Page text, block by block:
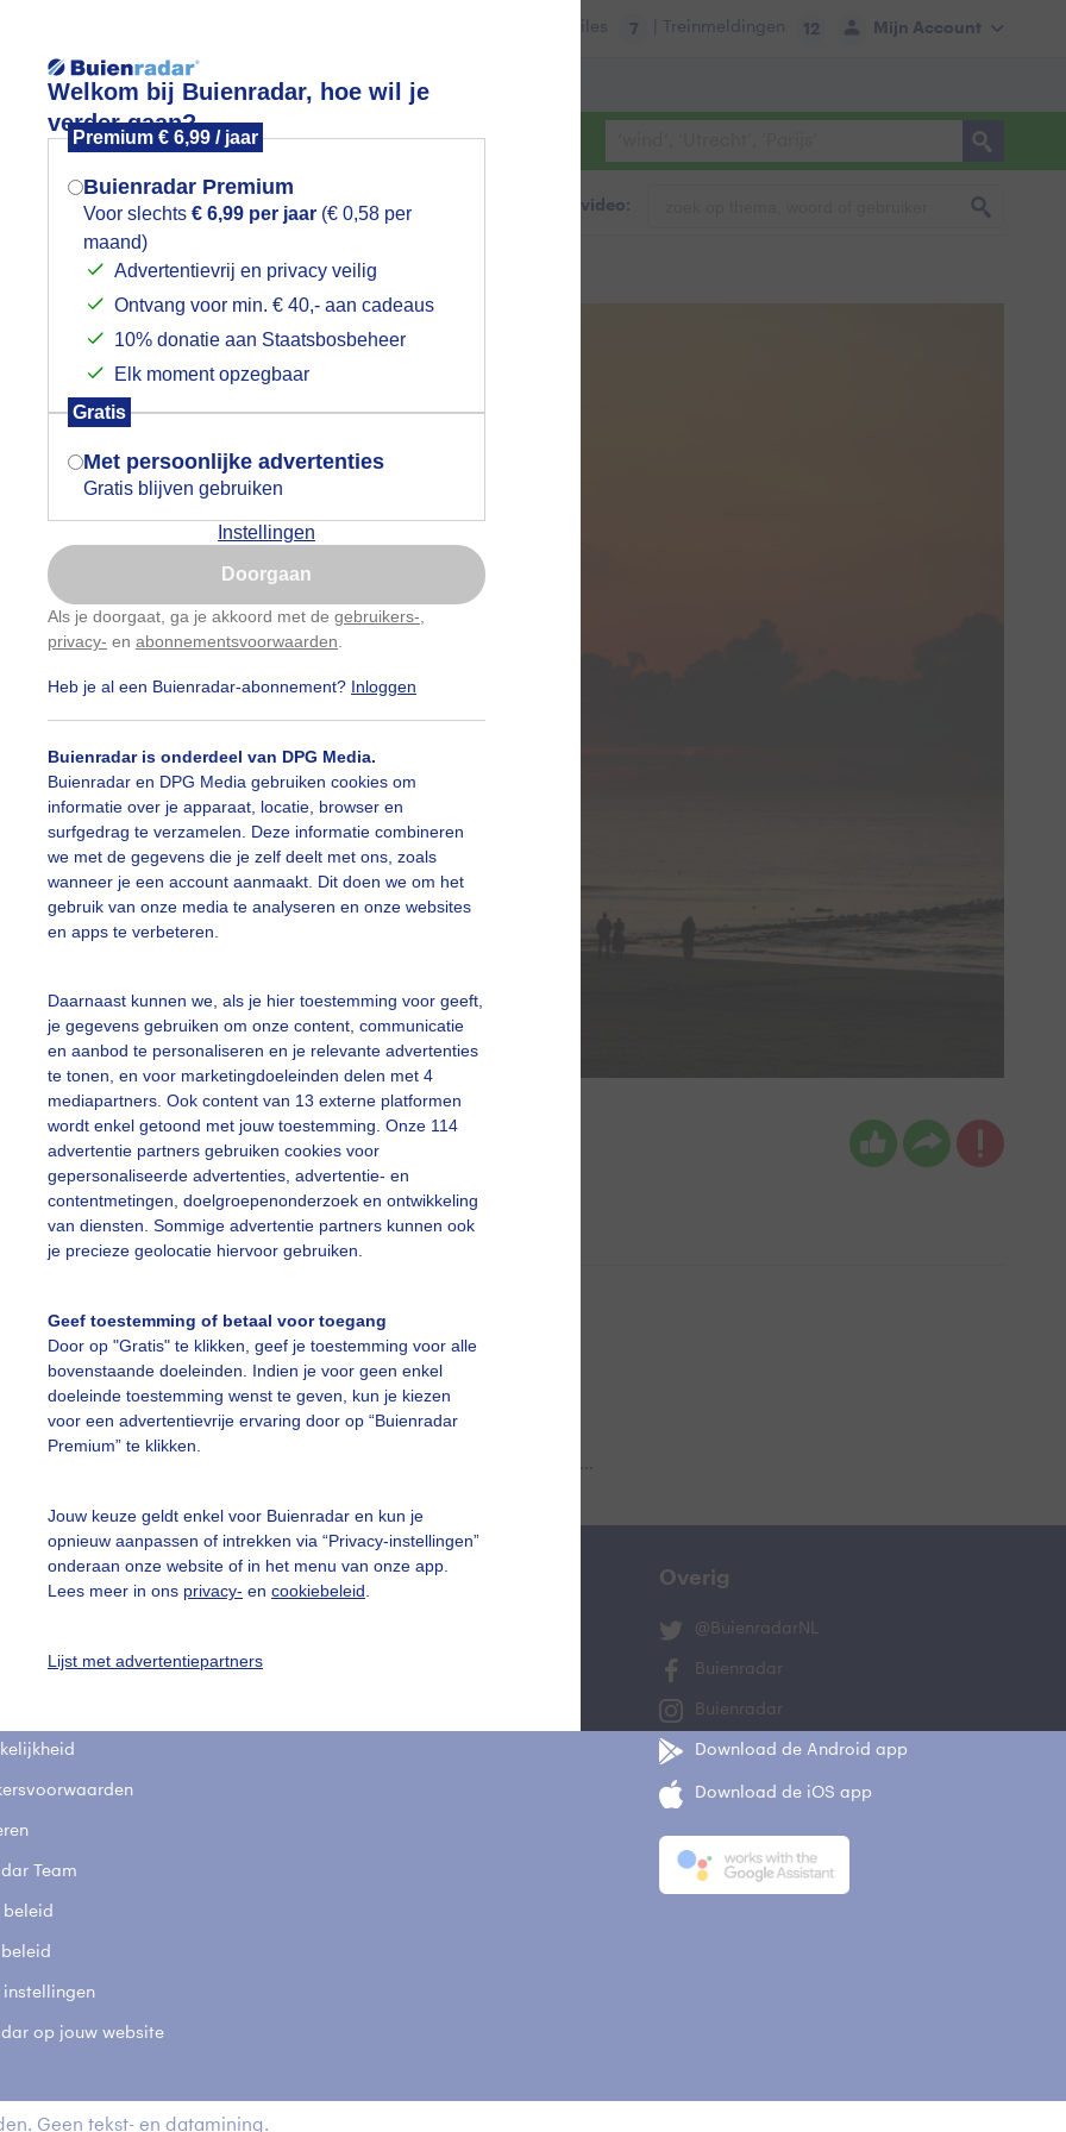
Welkom bij Buienradar, hoe wil je
verder gaan?
Premium € 6,99 / jaar
Buienradar Premium
Voor slechts € 6,99 per jaar (€ 0,58 per
maand)
Advertentievrij en privacy veilig
Ontvang voor min. € 40,- aan cadeaus
10% donatie aan Staatsbosbeheer
Elk moment opzegbaar
Gratis
Met persoonlijke advertenties
Gratis blijven gebruiken
Instellingen
Doorgaan
Als je doorgaat, ga je akkoord met de gebruikers-
privacy- en abonnementsvoorwaarden
Heb je al een Buienradar-abonnement? Inloggen
Buienradar is onderdeel van DPG Media.
Buienradar en DPG Media gebruiken cookies om
informatie over je apparaat, locatie, browser en
surfgedrag te verzamelen. Deze informatie combineren
we met de gegevens die je zelf deelt met ons, zoals
wanneer je een account aanmaakt. Dit doen we om het
gebruik van onze media te analyseren en onze websites
en apps te verbeteren.
Daarnaast kunnen we, als je hier toestemming voor geeft,
je gegevens gebruiken om onze content, communicatie
en aanbod te personaliseren en je relevante advertenties
te tonen, en voor marketingdoeleinden delen met 4
mediapartners. Ook content van 13 externe platformen
wordt enkel getoond met jouw toestemming. Onze 114
advertentie partners gebruiken cookies voor
gepersonaliseerde advertenties, advertentie- en
contentmetingen, doelgroepenonderzoek en ontwikkeling
van diensten. Sommige advertentie partners kunnen ook
je precieze geolocatie hiervoor gebruiken.
Geef toestemming of betaal voor toegang
Door op "Gratis" te klikken, geef je toestemming voor alle
bovenstaande doeleinden. Indien je voor geen enkel
doeleinde toestemming wenst te geven, kun je kiezen
voor een advertentievrije ervaring door op “Buienradar
Premium” te klikken.
Jouw keuze geldt enkel voor Buienradar en kun je
opnieuw aanpassen of intrekken via “Privacy-instellingen”
onderaan onze website of in het menu van onze app.
Lees meer in ons privacy- en cookiebeleid
Lijst met advertentiepartners
Mijn Account
Files 7 | Treinmeldingen 12
Lees meer.
Foto en video Weerzine
Zoeken in foto & video:
Texel 30 september!
mooi zonsondergang eind september op Texel
Lisette Theijssen Gemaakt: 30-09-2025, 51x bekeken
Strandopgang Zonsondergang
vragen
Team
beleid
instellingen
op jouw website
Mijn weer Overig
@BuienradarNL
Buienradar
Buienradar
Download de Android app
Download de iOS app
Geen tekst- en datamining.
Mogen we je locatie gebruiken voor
het weer?
Indien je hier nog geen akkoord op hebt
gegeven, verschijnt er zo een pop-up uit
je browser waarin deze toestemming
gevraagd wordt.
Is goed, toon de popup
Nu niet, misschien later
Gebruik je Safari en wil je niet elke dag deze pop-up
Klikhierom dit aan te passen